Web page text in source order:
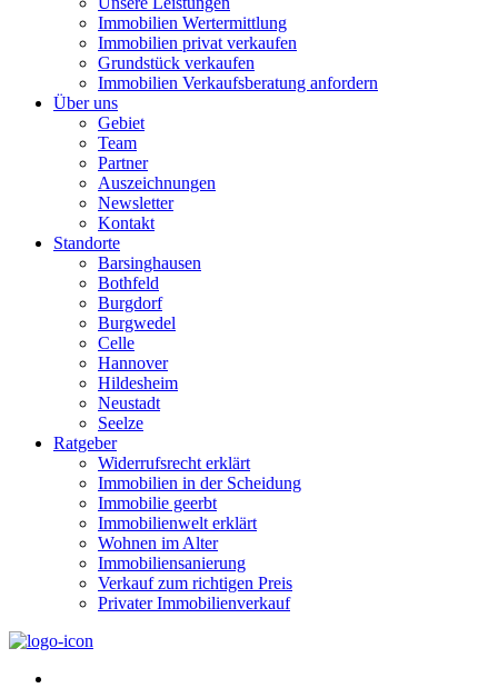
Immobilien Wertermittlung
Immobilien privat verkaufen
Grundstück verkaufen
Immobilien Verkaufsberatung anfordern
Über uns
Gebiet
Team
Partner
Auszeichnungen
Newsletter
Kontakt
Standorte
Barsinghausen
Bothfeld
Burgdorf
Burgwedel
Celle
Hannover
Hildesheim
Neustadt
Seelze
Ratgeber
Widerrufsrecht erklärt
Immobilien in der Scheidung
Immobilie geerbt
Immobilienwelt erklärt
Wohnen im Alter
Immobiliensanierung
Verkauf zum richtigen Preis
Privater Immobilienverkauf